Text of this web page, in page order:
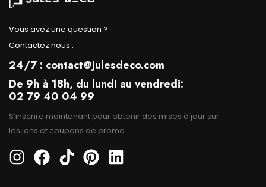
Vous avez une question ?
Contactez nous :
24/7 : contact@julesdeco.com
De 9h à 18h, du lundi au vendredi:
02 79 40 04 99
S’inscrire maintenant pour obtenir des mises à jour sur
les ions et coupons de promo.